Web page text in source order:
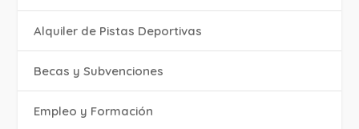
Alquiler de Pistas Deportivas
Becas y Subvenciones
Empleo y Formación